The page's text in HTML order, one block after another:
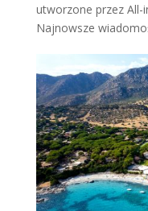
utworzone przez All-
Najnowsze